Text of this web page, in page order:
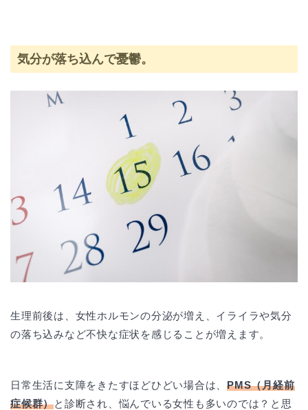
気分が落ち込んで憂鬱。
生理前後は、女性ホルモンの分泌が増え、イライラや気分
の落ち込みなど不快な症状を感じることが増えます。
日常生活に支障をきたすほどひどい場合は、PMS（月経前
症候群）と診断され、悩んでいる女性も多いのでは？と思